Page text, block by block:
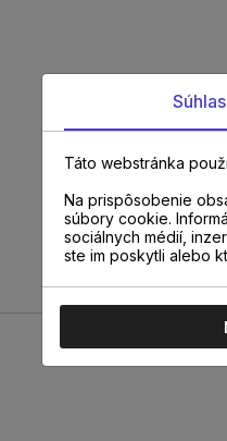
Súhlas
Táto webstránka
Na prispôsobenie
súbory cookie.
sociálnych médií,
ste im poskytli alebo